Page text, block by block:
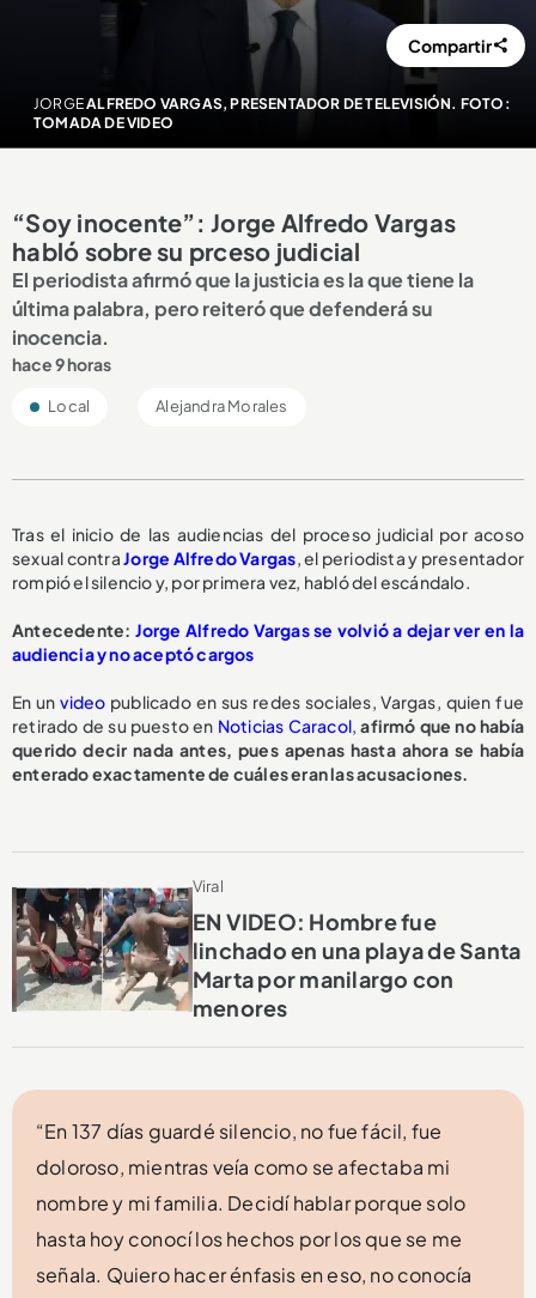
JORGEALFREDO VARGAS, PRESENTADOR DE TELEVISIÓN. FOTO:
TOMADA DE VIDEO
Compartir
“Soy inocente”: Jorge Alfredo Vargas
habló sobre su prceso judicial
El periodista afirmó que la justicia es la que tiene la
última palabra, pero reiteró que defenderá su
inocencia.
hace 9 horas
Local Alejandra Morales
Tras el inicio de las audiencias del proceso judicial por acoso
sexual contraJorge Alfredo Vargas, el periodista y presentador
rompió el silencio y, por primera vez, habló del escándalo.
Antecedente: Jorge Alfredo Vargas se volvió a dejar ver en la
audiencia y no aceptó cargos
En unvideo publicado en sus redes sociales, Vargas, quien fue
retirado de su puesto en Noticias Caracol,afirmó que no había
querido decir nada antes, pues apenas hasta ahora se había
enterado exactamente de cuáles eran las acusaciones.
Viral
EN VIDEO: Hombre fue
linchado en una playa de Santa
Marta por manilargo con
menores
“En 137 días guardé silencio, no fue fácil, fue
doloroso, mientras veía como se afectaba mi
nombre y mi familia. Decidí hablar porque solo
hasta hoy conocí los hechos por los que se me
señala. Quiero hacer énfasis en eso, no conocía